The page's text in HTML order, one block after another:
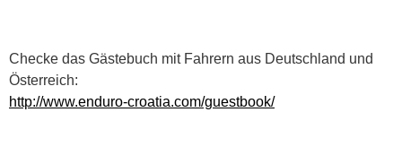
Checke das Gästebuch mit Fahrern aus Deutschland und
Österreich:
http://www.enduro-croatia.com/guestbook/